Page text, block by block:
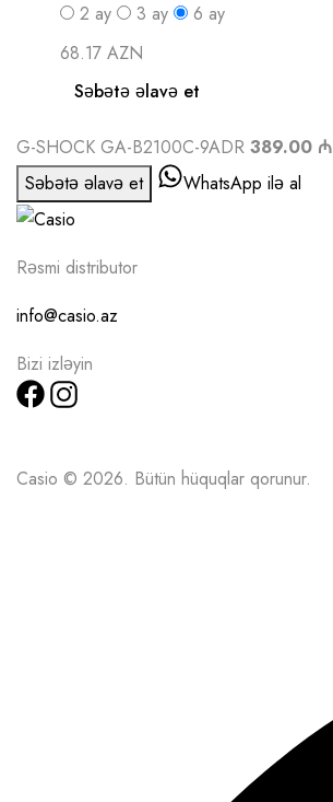
2 ay 3 ay 6 ay
68.17 AZN
Səbətə əlavə et
G-SHOCK GA-B2100C-9ADR 389.00 ₼
Səbətə əlavə et
WhatsApp ilə al
Rəsmi distributor
info@casio.az
Bizi izləyin
Casio © 2026. Bütün hüquqlar qorunur.